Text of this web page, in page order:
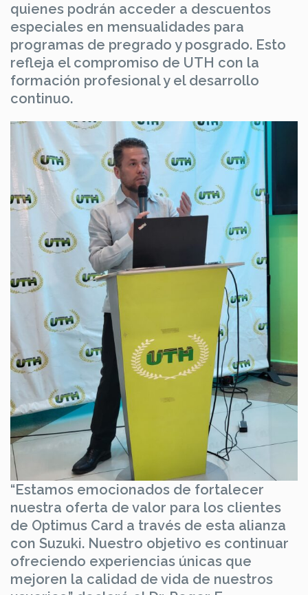
quienes podrán acceder a descuentos
especiales en mensualidades para
programas de pregrado y posgrado. Esto
refleja el compromiso de UTH con la
formación profesional y el desarrollo
continuo.
“Estamos emocionados de fortalecer
nuestra oferta de valor para los clientes
de Optimus Card a través de esta alianza
con Suzuki. Nuestro objetivo es continuar
ofreciendo experiencias únicas que
mejoren la calidad de vida de nuestros